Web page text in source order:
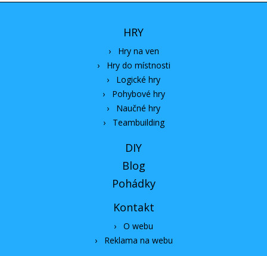
HRY
› Hry na ven
› Hry do místnosti
› Logické hry
› Pohybové hry
› Naučné hry
› Teambuilding
DIY
Blog
Pohádky
Kontakt
› O webu
› Reklama na webu